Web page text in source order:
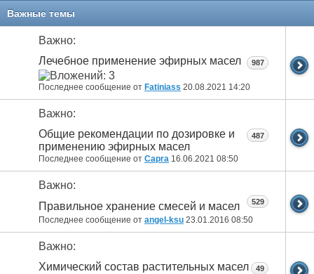
Важные темы
Важно:
Лечебное применение эфирных масел
Последнее сообщение от Fatiniass 20.08.2021 14:20
987
Важно:
Общие рекомендации по дозировке и
применению эфирных масел
Последнее сообщение от Capra 16.06.2021 08:50
487
Важно:
Правильное хранение смесей и масел
Последнее сообщение от angel-ksu 23.01.2016 08:50
529
Важно:
Химический состав растительных масел
49